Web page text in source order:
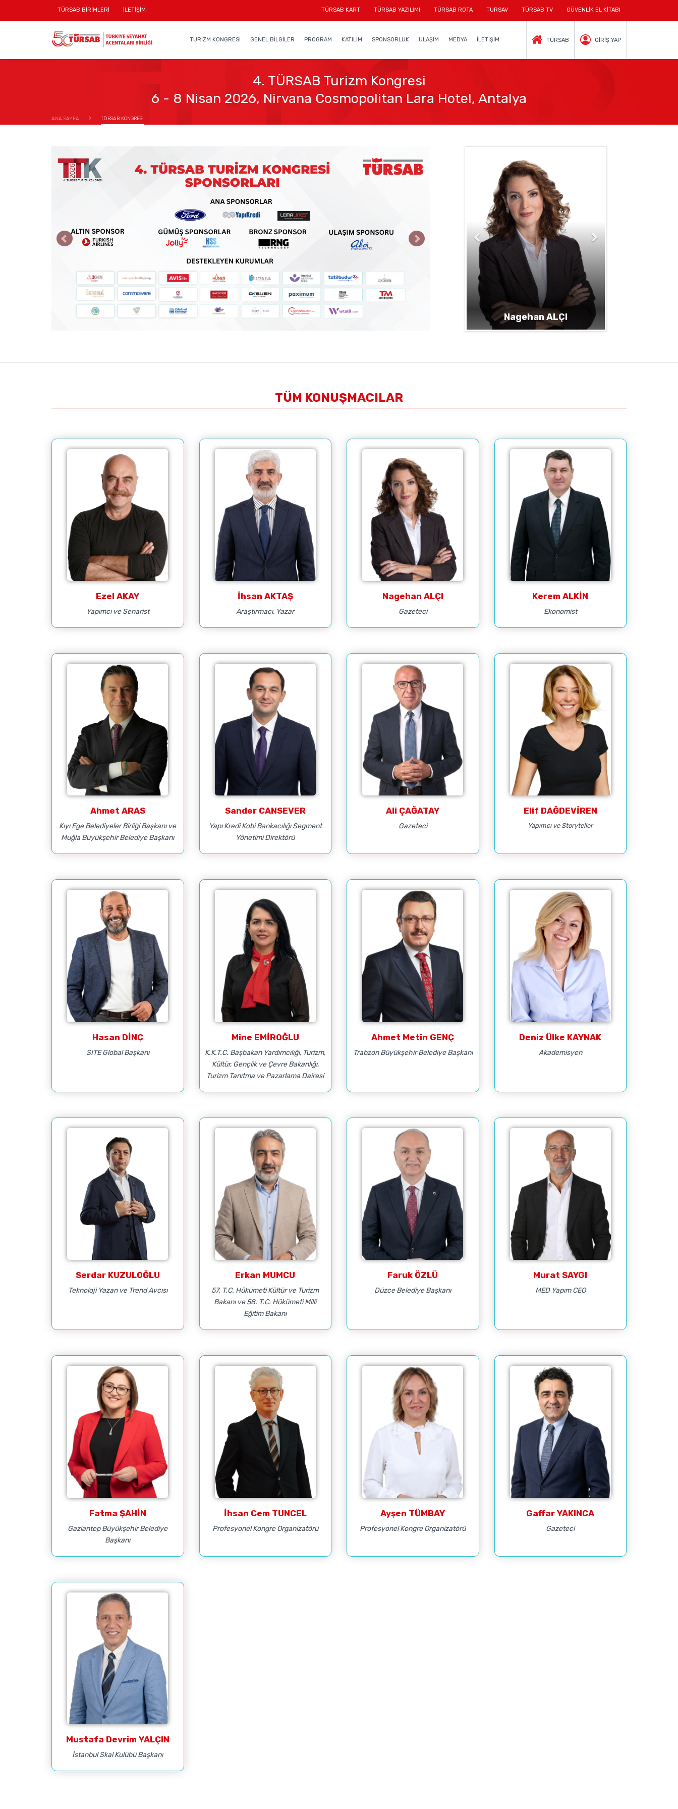
TÜRSAB BİRİMLERİ İLETİŞİM TÜRSAB KART TÜRSAB YAZILIMI TÜRSAB ROTA TURSAV TÜRSAB TV GÜVENLİK EL KİTABI
TURİZM KONGRESİ GENEL BİLGİLER PROGRAM KATILIM SPONSORLUK ULAŞIM MEDYA İLETİŞİM TÜRSAB GİRİŞ YAP
4. TÜRSAB Turizm Kongresi
6 - 8 Nisan 2026, Nirvana Cosmopolitan Lara Hotel, Antalya
ANA SAYFA TÜRSAB KONGRESİ
Kerem ALKİN
TÜM KONUŞMACILAR
Ezel AKAY
Yapımcı ve Senarist
İhsan AKTAŞ
Araştırmacı, Yazar
Nagehan ALÇI
Gazeteci
Kerem ALKİN
Ekonomist
Ahmet ARAS
Kıyı Ege Belediyeler Birliği Başkanı ve
Muğla Büyükşehir Belediye Başkanı
Sander CANSEVER
Yapı Kredi Kobi Bankacılığı Segment
Yönetimi Direktörü
Ali ÇAĞATAY
Gazeteci
Elif DAĞDEVİREN
Yapımcı ve Storyteller
Hasan DİNÇ
SITE Global Başkanı
Mine EMİROĞLU
K.K.T.C. Başbakan Yardımcılığı, Turizm,
Kültür, Gençlik ve Çevre Bakanlığı,
Turizm Tanıtma ve Pazarlama Dairesi
Ahmet Metin GENÇ
Trabzon Büyükşehir Belediye Başkanı
Deniz Ülke KAYNAK
Akademisyen
Serdar KUZULOĞLU
Teknoloji Yazarı ve Trend Avcısı
Erkan MUMCU
57. T.C. Hükümeti Kültür ve Turizm
Bakanı ve 58. T.C. Hükümeti Milli
Eğitim Bakanı
Faruk ÖZLÜ
Düzce Belediye Başkanı
Murat SAYGI
MED Yapım CEO
Fatma ŞAHİN
Gaziantep Büyükşehir Belediye
Başkanı
İhsan Cem TUNCEL
Profesyonel Kongre Organizatörü
Ayşen TÜMBAY
Profesyonel Kongre Organizatörü
Gaffar YAKINCA
Gazeteci
Mustafa Devrim YALÇIN
İstanbul Skal Kulübü Başkanı